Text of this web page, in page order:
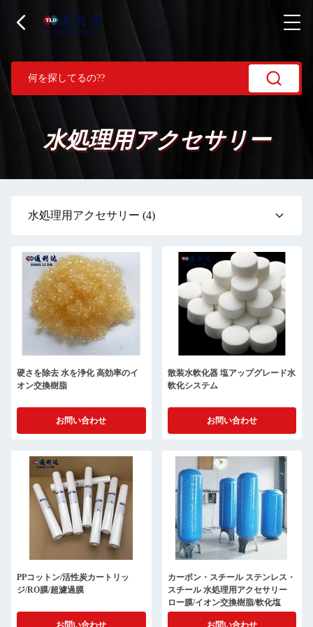
水処理用アクセサリー
水処理用アクセサリー (4)
硬さを除去 水を浄化 高効率のイ
オン交換樹脂
お問い合わせ
散装水軟化器 塩アップグレード水
軟化システム
お問い合わせ
PPコットン/活性炭カートリッ
ジ/RO膜/超濾過膜
お問い合わせ
カーボン・スチール ステンレス・
スチール 水処理用アクセサリー
ロー膜/イオン交換樹脂/軟化塩
お問い合わせ